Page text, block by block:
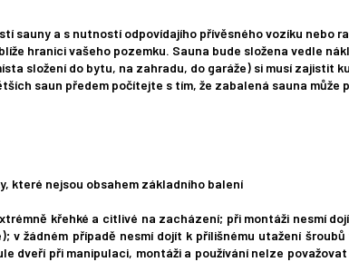
sauny a s nutností odpovídajího přívěsného vozíku nebo
hranici vašeho pozemku. Sauna bude složena vedle
složení do bytu, na zahradu, do garáže) si musí zajistit
saun předem počítejte s tím, že zabalená sauna
které nejsou obsahem základního balení
křehké a citlivé na zacházení; při montáži nesmí
žádném případě nesmí dojít k přílišnému utažení
dveří při manipulaci, montáži a používání nelze